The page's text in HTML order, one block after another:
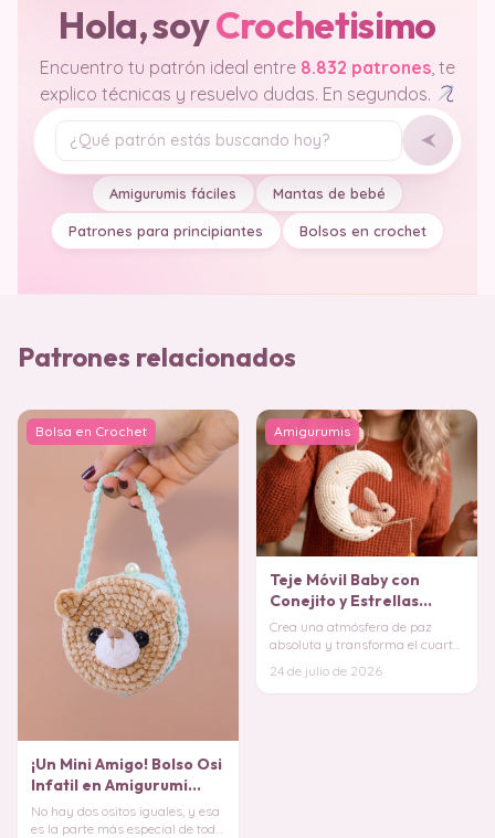
Hola, soyCrochetisimo
Encuentro tu patrón ideal entre 8.832 patrones, te
explico técnicas y resuelvo dudas. En segundos.
Tu pregunta
Amigurumis fáciles Mantas de bebé
Patrones para principiantes Bolsos en crochet
Patrones relacionados
Bolsa en Crochet
¡Un Mini Amigo! Bolso Osi
Infatil en Amigurumi
PATRÓN
No hay dos ositos iguales, y esa
es la parte más especial de todo
Amigurumis
Teje Móvil Baby con
Conejito y Estrellas
Amigurumi (Patrón
Gratis)
Crea una atmósfera de paz
absoluta y transforma el cuarto
colgante verdader
24 de julio de 2026